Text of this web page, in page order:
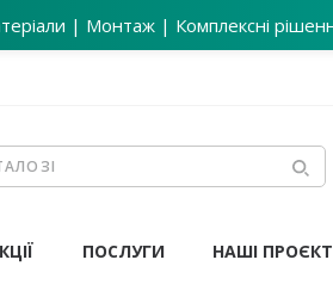
| Монтаж | Комплексні
ПОСЛУГИ НАШІ